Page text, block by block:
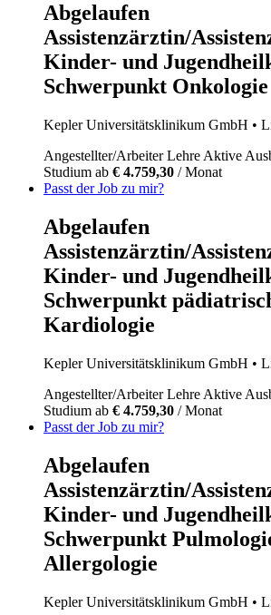
Abgelaufen
Assistenzärztin/
Kinder- und
Schwerpunkt Onkologie
Kepler Universitätsklinikum GmbH •
Angestellter/ArbeiterLehre Aktive
Studium ab € 4.759,30 / Monat
Passt der Job zu mir?
Abgelaufen
Assistenzärztin/
Kinder- und
Schwerpunkt
Kardiologie
Kepler Universitätsklinikum GmbH •
Angestellter/ArbeiterLehre Aktive
Studium ab € 4.759,30 / Monat
Passt der Job zu mir?
Abgelaufen
Assistenzärztin/
Kinder- und
Schwerpunkt
Allergologie
Kepler Universitätsklinikum GmbH •